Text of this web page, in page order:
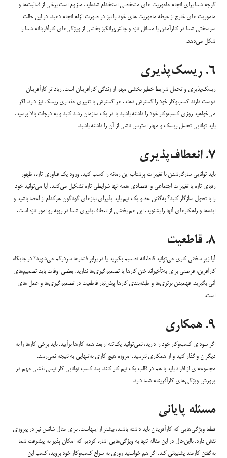
گرچه شما برای انجام ماموریت های مشخصی استخدام شده‌اید، ملزوم است برخی از فعالیت‌ها و
ماموریت های خارج از حیطه ماموریت های خود را نیز در صورت الزام انجام دهید. در این حالت
سرسختی شما در کنارآمدن با مسائل تازه و چالش‌برانگیز بخشی از ویژگی‌های کارآفرینانه شما را
شکل می‌دهد.
۶. ریسک‌پذیری
ریسک‌پذیری و تحمل شرایط خطیر بخشی مهم از زندگی کارآفرینان است. زیاد تر کارآفرینان
دوست دارند کسب‌وکار خود را گسترش دهند. هر گسترش یا تغییری مقداری ریسک نیز دارد. اگر
می‌خواهید روزی کسب‌وکار خود را داشته باشید یا در یک سازمان رشد کنید و به درجات بالا برسید،
باید توانایی تحمل ریسک و مهار استرس ناشی از آن را داشته باشید.
۷. انعطاف‌پذیری
باید توانایی سازگارشدن با تغییرات پرشتاب این زمانه را کسب کنید. ورود یک فناوری تازه، ظهور
رقبای تازه یا تغییرات اجتماعی و اقتصادی همه انها شرایطی تازه تشکیل می‌کنند. آیا می‌توانید خود
را با تحول سازگار کنید؟ به‌گفتن عضو یک تیم باید پذیرای نیازهای گوناگون هرکدام از اعضا باشید و
ایده‌ها و راهکارهای آنها را بشنوید. این هم بخشی از انعطاف‌پذیری شما در روبه رو امور تازه است.
۸. قاطعیت
آیا زیر سختی کاری می‌توانید قاطعانه تصمیم بگیرید یا در برابر فشارها سردرگم می‌شوید؟ در جایگاه
کارآفرین، فرصتی برای به‌تأخیرانداختن کارها یا تصمیم‌گیری‌ها ندارید. بعضی اوقات باید تصمیم‌های‌
آنی بگیرید. فهمیدن برتری‌ها و طبقه‌بندی کارها پیش‌نیاز قاطعیت در تصمیم‌گیری‌ها و عمل های
است.
۹. همکاری
اگر سودای کسب‌وکار خود را دارید، نمی‌توانید یک‌تنه از بعد همه کارها برآیید. باید برخی کارها را به
دیگران واگذار کنید و از همکاری نترسید. امروزه هیچ کاری به‌تنهایی به نتیجه نمی‌رسد.
مجموعه‌ای از افراد باید با هم در قالب یک تیم کار کنند. بعد کسب توانایی کار تیمی نقشی مهم در
پرورش ویژگی‌های کارآفرینانه شما دارد.
مسئله پایانی
قطعا ویژگی‌هایی که کارآفرینان باید داشته باشند، بیشتر از اینهاست. برای مثال شانس نیز در پیروزی
نقش دارد. بااین‌حال در این مقاله تنها به ویژگی‌هایی اشاره کردیم که امکان پذیر به پیشرفت شما
به‌گفتن کارمند پشتیبانی کند. اگر هم خواستید روزی به سراغ کسب‌وکار خود بروید، کسب این